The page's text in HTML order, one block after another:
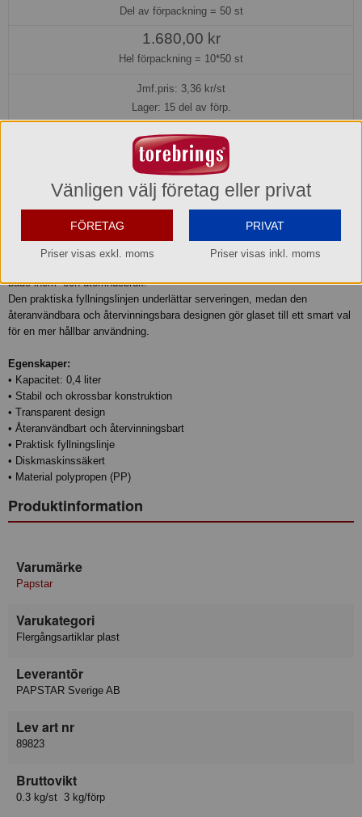
Del av förpackning = 50 st
1.680,00 kr
Hel förpackning = 10*50 st
Jmf.pris: 3,36 kr/st
Lager: 15 del av förp.
Köp »
Beskrivning
Dricksglas Reuse 0,4 L – Tåligt för vardag och fest
vid större tillställningar. Tillverkat i transparent och okrossbar polypropen
både inom- och utomhusbruk.
Den praktiska fyllningslinjen underlättar serveringen, medan den
återanvändbara och återvinningsbara designen gör glaset till ett smart val
för en mer hållbar användning.
Egenskaper:
• Kapacitet: 0,4 liter
• Stabil och okrossbar konstruktion
• Transparent design
• Återanvändbart och återvinningsbart
• Praktisk fyllningslinje
• Diskmaskinssäkert
• Material polypropen (PP)
Produktinformation
Varumärke
Papstar
Varukategori
Flergångsartiklar plast
Leverantör
PAPSTAR Sverige AB
Lev art nr
89823
Bruttovikt
0.3 kg/st 3 kg/förp
Vänligen välj företag eller privat
FÖRETAG
Priser visas exkl. moms
PRIVAT
Priser visas inkl. moms